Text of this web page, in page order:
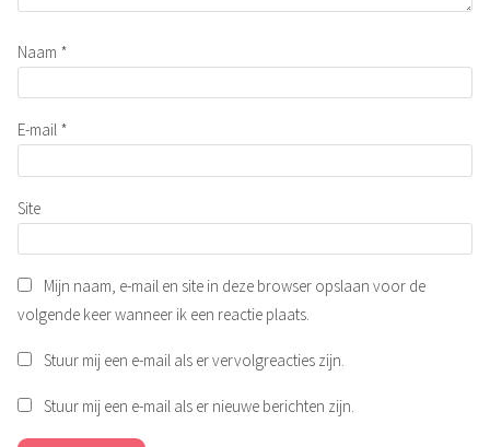
Naam *
E-mail *
Site
Mijn naam, e-mail en site in deze browser opslaan voor de
volgende keer wanneer ik een reactie plaats.
Stuur mij een e-mail als er vervolgreacties zijn.
Stuur mij een e-mail als er nieuwe berichten zijn.